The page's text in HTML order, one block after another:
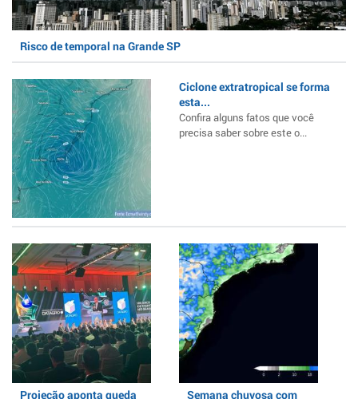
Risco de temporal na Grande SP
Ciclone extratropical se forma
esta...
Confira alguns fatos que você
precisa saber sobre este o...
Projeção aponta queda
Semana chuvosa com